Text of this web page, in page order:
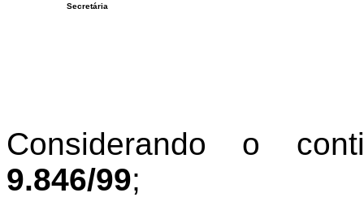
Secretária
Considerando o
9.846/99;